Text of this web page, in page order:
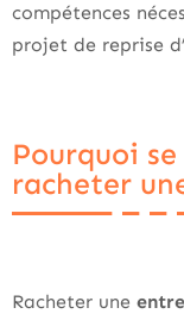
compétences
projet de reprise
Pourquoi
racheter
Racheter une